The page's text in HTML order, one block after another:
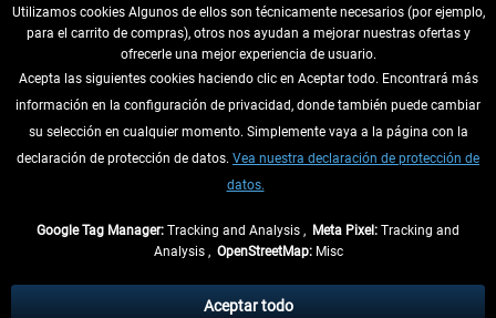
DESISTIR DEL CONTRATO
INFORMACIÓN
tasas de recepción si no se describe lo contrario
Utilizamos cookies Algunos de ellos son técnicamente necesarios (por ejemplo,
para el carrito de compras), otros nos ayudan a mejorar nuestras ofertas y
ofrecerle una mejor experiencia de usuario.
Acepta las siguientes cookies haciendo clic en Aceptar todo. Encontrará más
información en la configuración de privacidad, donde también puede cambiar
su selección en cualquier momento. Simplemente vaya a la página con la
declaración de protección de datos. Vea nuestra declaración de protección de
datos.
Google Tag Manager: Tracking and Analysis , Meta Pixel: Tracking and
Analysis , OpenStreetMap:Misc
Aceptar todo